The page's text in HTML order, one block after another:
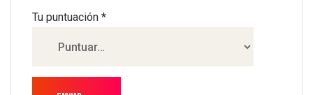
Tu puntuación *